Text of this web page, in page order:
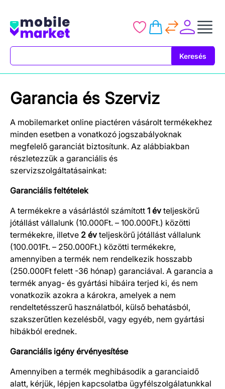
Keresés
Garancia és Szerviz
A mobilemarket online piactéren vásárolt termékekhez
minden esetben a vonatkozó jogszabályoknak
megfelelő garanciát biztosítunk. Az alábbiakban
részletezzük a garanciális és
szervizszolgáltatásainkat:
Garanciális feltételek
A termékekre a vásárlástól számított 1 év teljeskörű
jótállást vállalunk (10.000Ft. – 100.000Ft.) közötti
termékekre, illetve 2 év teljeskörű jótállást vállalunk
(100.001Ft. – 250.000Ft.) közötti termékekre,
amennyiben a termék nem rendelkezik hosszabb
(250.000Ft felett -36 hónap) garanciával. A garancia a
termék anyag- és gyártási hibáira terjed ki, és nem
vonatkozik azokra a károkra, amelyek a nem
rendeltetésszerű használatból, külső behatásból,
szakszerűtlen kezelésből, vagy egyéb, nem gyártási
hibákból erednek.
Garanciális igény érvényesítése
Amennyiben a termék meghibásodik a garanciaidő
alatt, kérjük, lépjen kapcsolatba ügyfélszolgálatunkkal